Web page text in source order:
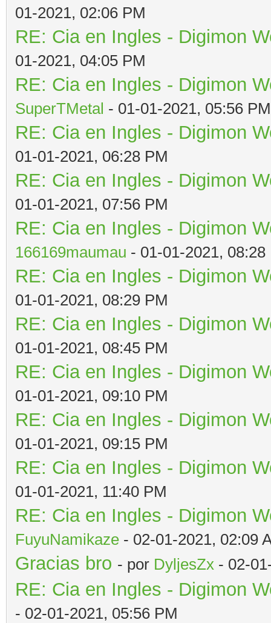
01-2021, 02:06 PM
RE: Cia en Ingles - Digimon
01-2021, 04:05 PM
RE: Cia en Ingles - Digimon
SuperTMetal - 01-01-2021, 05:56 PM
RE: Cia en Ingles - Digimon
01-01-2021, 06:28 PM
RE: Cia en Ingles - Digimon
01-01-2021, 07:56 PM
RE: Cia en Ingles - Digimon
166169maumau - 01-01-2021, 08:28
RE: Cia en Ingles - Digimon
01-01-2021, 08:29 PM
RE: Cia en Ingles - Digimon
01-01-2021, 08:45 PM
RE: Cia en Ingles - Digimon
01-01-2021, 09:10 PM
RE: Cia en Ingles - Digimon
01-01-2021, 09:15 PM
RE: Cia en Ingles - Digimon
01-01-2021, 11:40 PM
RE: Cia en Ingles - Digimon
FuyuNamikaze - 02-01-2021, 02:09
Gracias bro - por DyljesZx - 02-
RE: Cia en Ingles - Digimon
- 02-01-2021, 05:56 PM